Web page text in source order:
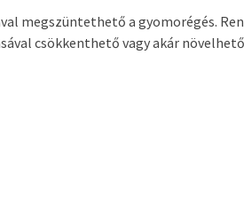
megszüntethető a gyomorégés.
csökkenthető vagy akár növelhető